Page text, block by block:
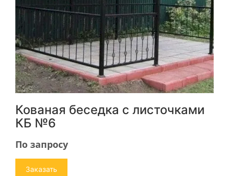
Кованая беседка с листочками
КБ №6
По запросу
Заказать